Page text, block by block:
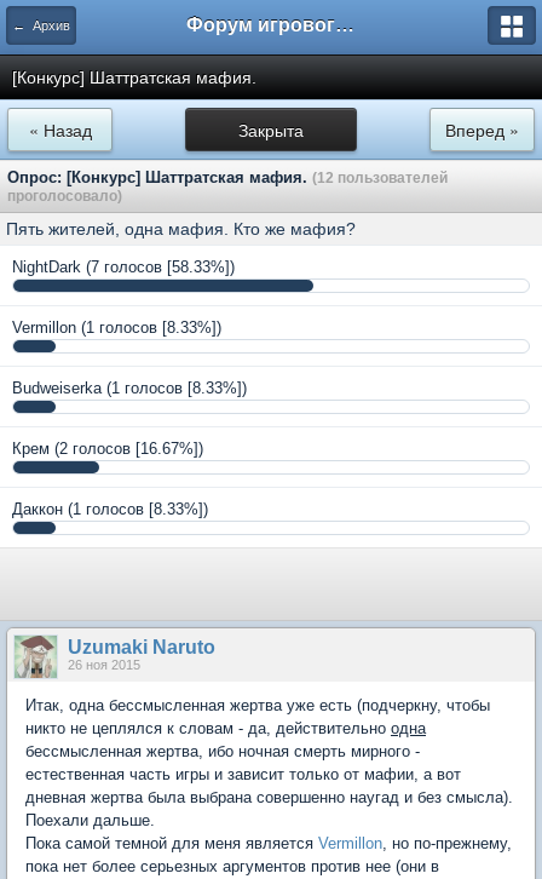
← Архив Форум игрового проекта Riverrise
[Конкурс] Шаттратская мафия.
Закрыта
« Назад Вперед »
Опрос: [Конкурс] Шаттратская мафия. (12 пользователей
проголосовало)
Пять жителей, одна мафия. Кто же мафия?
NightDark (7 голосов [58.33%])
Vermillon (1 голосов [8.33%])
Budweiserka (1 голосов [8.33%])
Крем (2 голосов [16.67%])
Даккон (1 голосов [8.33%])
Uzumaki Naruto
26 ноя 2015
Итак, одна бессмысленная жертва уже есть (подчеркну, чтобы
никто не цеплялся к словам - да, действительно одна
бессмысленная жертва, ибо ночная смерть мирного -
естественная часть игры и зависит только от мафии, а вот
дневная жертва была выбрана совершенно наугад и без смысла).
Поехали дальше.
Пока самой темной для меня является Vermillon, но по-прежнему,
пока нет более серьезных аргументов против нее (они в